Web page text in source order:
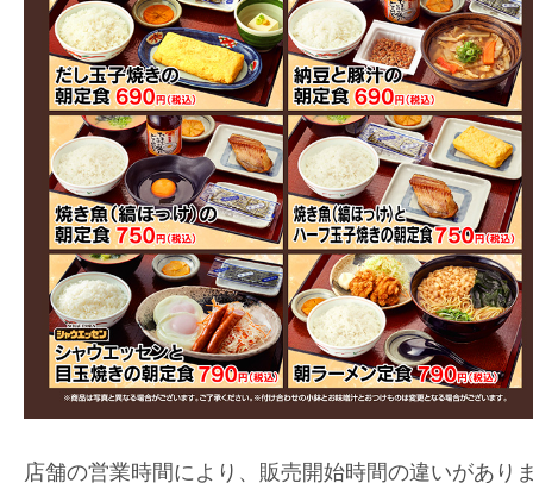
店舗の営業時間により、販売開始時間の違いがあり